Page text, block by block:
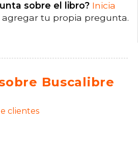
sobre el libro? Inicia
agregar tu propia pregunta.
Buscalibre
clientes